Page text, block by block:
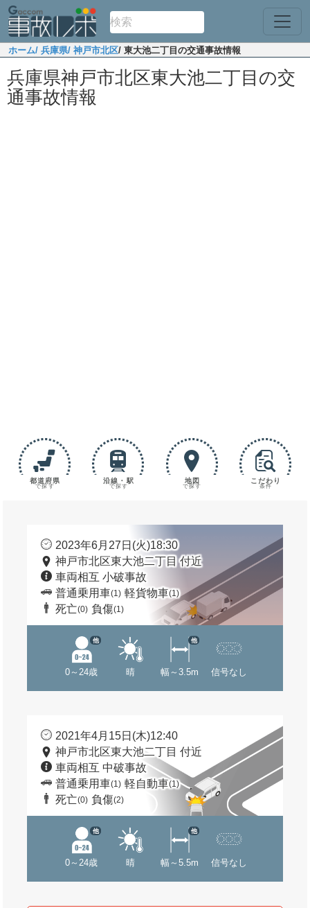
ホーム/ 兵庫県/ 神戸市北区/ 東大池二丁目の交通事故情報
兵庫県神戸市北区東大池二丁目の交
通事故情報
都道府県
で探す
沿線・駅
で探す
地図
で探す
こだわり
条件
2023年6月27日(火)18:30
神戸市北区東大池二丁目 付近
車両相互 小破事故
普通乗用車(1) 軽貨物車(1)
死亡(0) 負傷(1)
0～24歳
他
晴 幅～3.5m
他
信号なし
2021年4月15日(木)12:40
神戸市北区東大池二丁目 付近
車両相互 中破事故
普通乗用車(1) 軽自動車(1)
死亡(0) 負傷(2)
0～24歳
他
晴 幅～5.5m
他
信号なし